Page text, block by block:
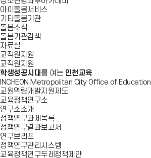
아이돌봄서비스
기타돌봄기관
돌봄소식
돌봄기관검색
자료실
교직원지원
교직원지원
학생성공시대 를 여는 인천교육
INCHEON Metropolitan City Office of Education
교원역량개발지원제도
교육정책연구소
연구소소개
정책연구과제목록
정책연구결과보고서
연구브리프
정책연구관리시스템
교육정책연구두레정책제안